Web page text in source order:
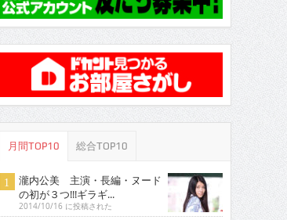
月間TOP10 総合TOP10
瀧内公美 主演・長編・ヌード
の初が３つ!!!ギラギ...
2014/10/16 に投稿された